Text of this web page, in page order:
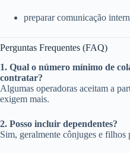
preparar comunicação
Perguntas Frequentes (FAQ)
1. Qual o número mínimo de
contratar?
Algumas operadoras aceitam a
exigem mais.
2. Posso incluir dependentes?
Sim, geralmente cônjuges e filhos